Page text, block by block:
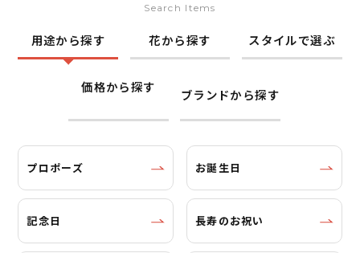
Search Items
用途から探す 花から探す スタイルで選ぶ
価格から探す ブランドから探す
プロポーズ お誕生日
記念日 長寿のお祝い